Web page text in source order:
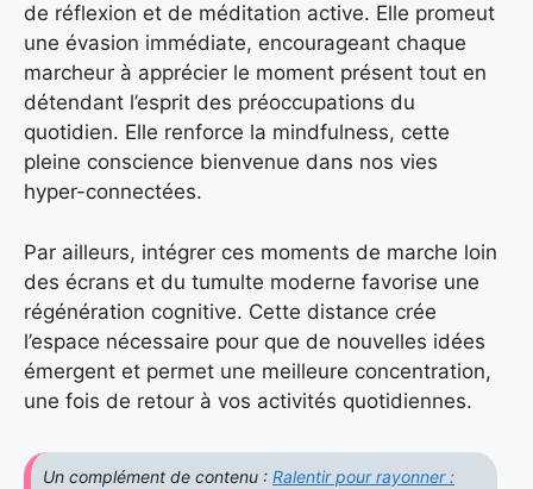
de réflexion et de méditation active. Elle promeut
une évasion immédiate, encourageant chaque
marcheur à apprécier le moment présent tout en
détendant l’esprit des préoccupations du
quotidien. Elle renforce la mindfulness, cette
pleine conscience bienvenue dans nos vies
hyper-connectées.
Par ailleurs, intégrer ces moments de marche loin
des écrans et du tumulte moderne favorise une
régénération cognitive. Cette distance crée
l’espace nécessaire pour que de nouvelles idées
émergent et permet une meilleure concentration,
une fois de retour à vos activités quotidiennes.
Un complément de contenu : Ralentir pour rayonner :